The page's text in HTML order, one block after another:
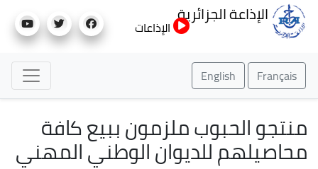
إلى
الإذاعة الجزائرية
الإذاعات
Français
English
منتجو الحبوب ملزمون ببيع كافة
محاصيلهم للديوان الوطني المهني